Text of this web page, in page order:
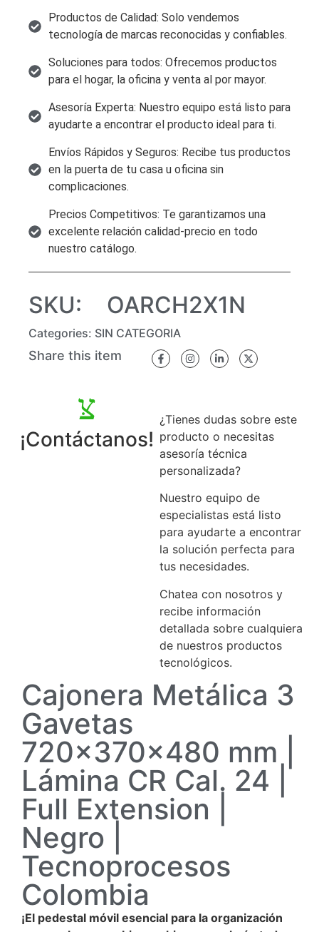
¡Contáctanos!
¿Tienes dudas sobre este
producto o necesitas
asesoría técnica
personalizada?
Nuestro equipo de
especialistas está listo
para ayudarte a encontrar
la solución perfecta para
tus necesidades.
Chatea con nosotros y
recibe información
detallada sobre cualquiera
de nuestros productos
tecnológicos.
Cajonera Metálica 3
Gavetas
720x370x480 mm |
Lámina CR Cal. 24 |
Full Extension |
Negro |
Tecnoprocesos
Colombia
¡El pedestal móvil esencial para la organización
Productos de Calidad: Solo vendemos
tecnología de marcas reconocidas y confiables.
Soluciones para todos: Ofrecemos productos
para el hogar, la oficina y venta al por mayor.
Asesoría Experta: Nuestro equipo está listo para
ayudarte a encontrar el producto ideal para ti.
Envíos Rápidos y Seguros: Recibe tus productos
en la puerta de tu casa u oficina sin
complicaciones.
Precios Competitivos: Te garantizamos una
excelente relación calidad-precio en todo
nuestro catálogo.
SKU: OARCH2X1N
Categories: SIN CATEGORIA
Share this item